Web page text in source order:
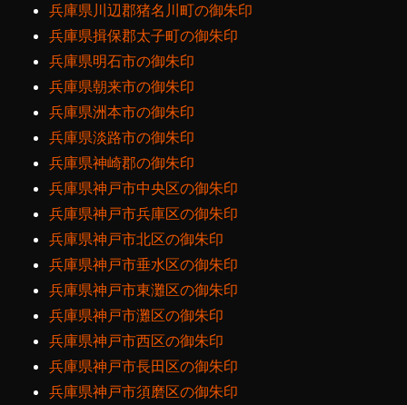
兵庫県川辺郡猪名川町の御朱印
兵庫県揖保郡太子町の御朱印
兵庫県明石市の御朱印
兵庫県朝来市の御朱印
兵庫県洲本市の御朱印
兵庫県淡路市の御朱印
兵庫県神崎郡の御朱印
兵庫県神戸市中央区の御朱印
兵庫県神戸市兵庫区の御朱印
兵庫県神戸市北区の御朱印
兵庫県神戸市垂水区の御朱印
兵庫県神戸市東灘区の御朱印
兵庫県神戸市灘区の御朱印
兵庫県神戸市西区の御朱印
兵庫県神戸市長田区の御朱印
兵庫県神戸市須磨区の御朱印